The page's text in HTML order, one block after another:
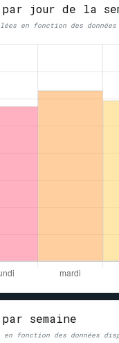
par jour de la
en fonction des
par semaine
fonction des données